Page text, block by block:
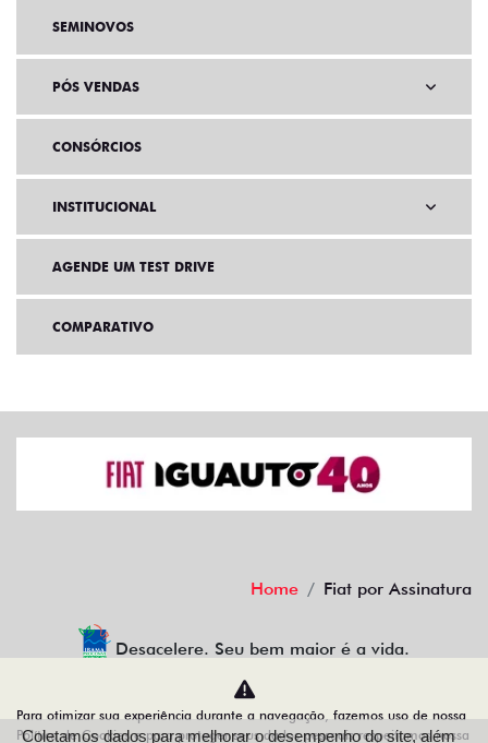
SEMINOVOS
PÓS VENDAS
CONSÓRCIOS
INSTITUCIONAL
AGENDE UM TEST DRIVE
COMPARATIVO
Home Fiat por Assinatura
Desacelere. Seu bem maior é a vida.
Para otimizar sua experiência durante a navegação, fazemos uso de nossa
Política de Cookies e para proteger seus dados pessoais respeitamos nossa
Coletamos dados para melhorar o desempenho do site, além